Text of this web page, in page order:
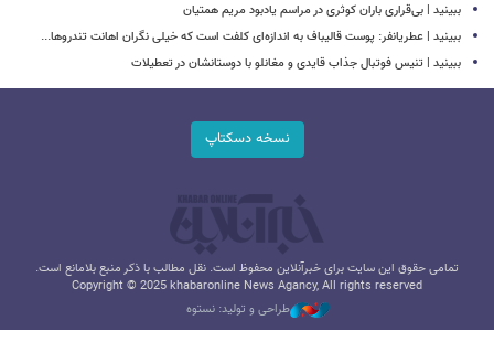
ببینید | بی‌قراری باران کوثری در مراسم یادبود مریم همتیان
ببینید | عطریانفر: پوست قالیباف به اندازه‌ای کلفت است که خیلی نگران اهانت تندروها...
ببینید | تنیس فوتبال جذاب قایدی و مغانلو با دوستانشان در تعطیلات
نسخه دسکتاپ
تمامی حقوق این سایت برای خبرآنلاین محفوظ است. نقل مطالب با ذکر منبع بلامانع است.
Copyright © 2025 khabaronline News Agancy, All rights reserved
طراحی و تولید: نستوه